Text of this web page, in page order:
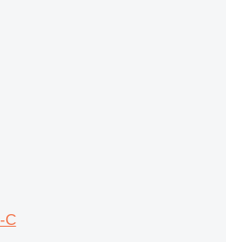
C